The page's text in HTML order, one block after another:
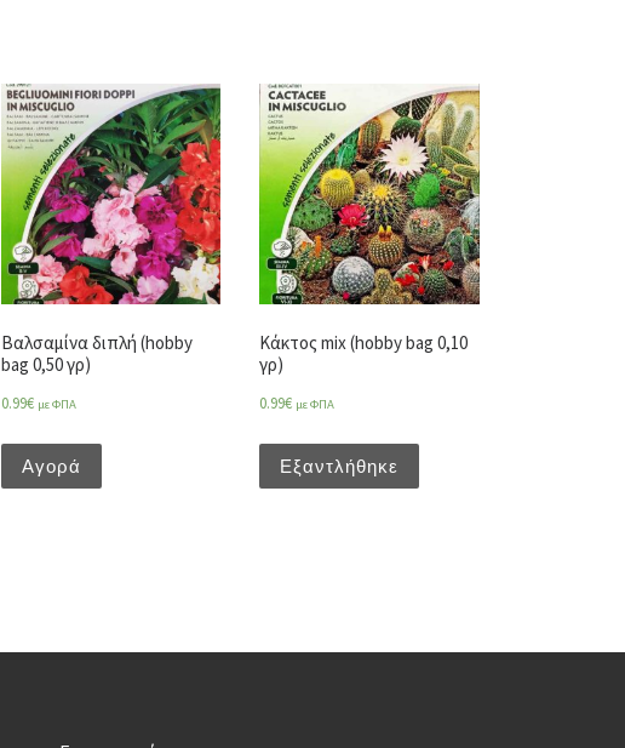
Βαλσαμίνα διπλή (hobby
bag 0,50 γρ)
0.99€ με ΦΠΑ
Αγορά
Κάκτος mix (hobby bag 0,10
γρ)
0.99€ με ΦΠΑ
Εξαντλήθηκε